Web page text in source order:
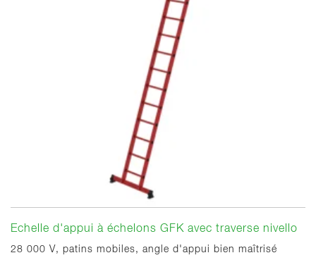
Echelle d'appui à échelons GFK avec traverse nivello
28 000 V, patins mobiles, angle d'appui bien maîtrisé